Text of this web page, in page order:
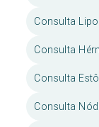
Consulta
Consulta
Consulta
Consulta